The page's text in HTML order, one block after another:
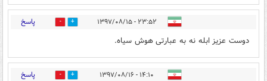
۲۳:۵۲ - ۱۳۹۷/۰۸/۱۵ 0 پاسخ
دوست عزیز ابله نه به عبارتی هوش سیاه.
۱۴:۱۰ - ۱۳۹۷/۰۸/۱۶ 18 پاسخ